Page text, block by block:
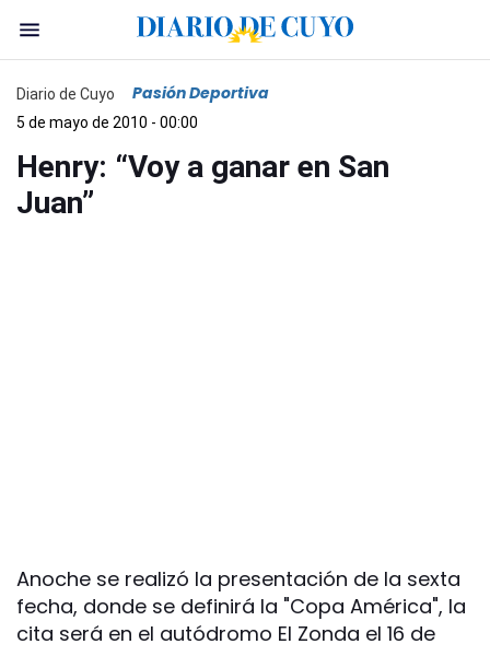
Diario de Cuyo Pasión Deportiva
5 de mayo de 2010 - 00:00
Henry: “Voy a ganar en San
Juan”
Anoche se realizó la presentación de la sexta
fecha, donde se definirá la "Copa América", la
cita será en el autódromo El Zonda el 16 de